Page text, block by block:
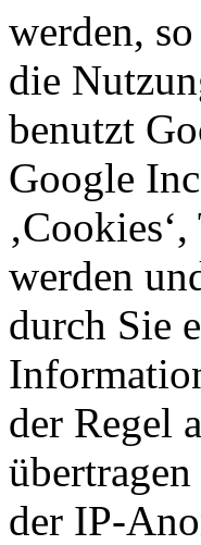
werden,
die
benutzt
Google
werden
durch Sie
der Regel
der IP-